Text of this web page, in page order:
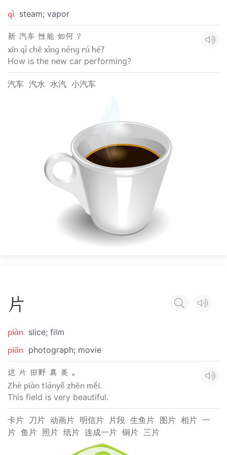
qì steam; vapor
新 汽车 性能 如何 ？
xīn qì chē xìng néng rú hé?
How is the new car performing?
汽车 汽水 水汽 小汽车
片
piàn slice; film
piān photograph; movie
这 片 田野 真 美 。
Zhè piàn tiányě zhēn měi.
This field is very beautiful.
卡片 刀片 动画片 明信片 片段 生鱼片 图片 相片 一
片 鱼片 照片 纸片 连成一片 铜片 三片